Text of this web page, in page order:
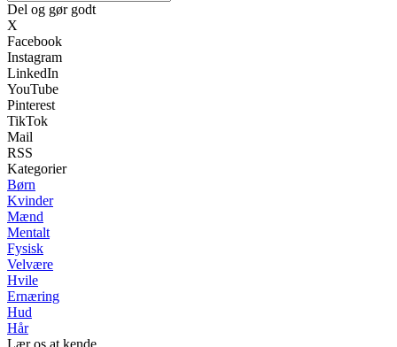
Del og gør godt
X
Facebook
Instagram
LinkedIn
YouTube
Pinterest
TikTok
Mail
RSS
Kategorier
Børn
Kvinder
Mænd
Mentalt
Fysisk
Velvære
Hvile
Ernæring
Hud
Hår
Lær os at kende